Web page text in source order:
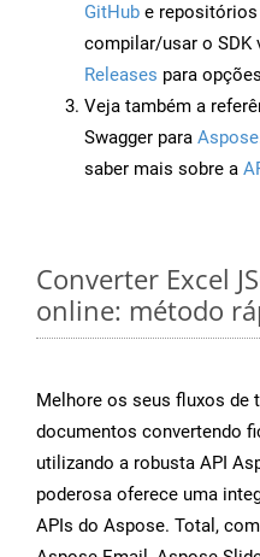
GitHub e repositórios
compilar/usar o SDK
Releases para
Veja também a
Swagger para
saber mais sobre a
Converter Excel
online: método
Melhore os seus fluxos de
documentos convertendo
utilizando a robusta API
poderosa oferece uma
APIs do Aspose. Total,